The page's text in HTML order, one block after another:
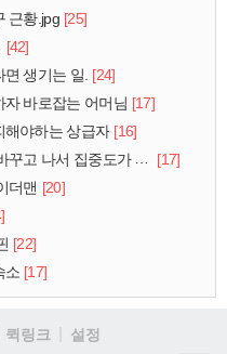
근황.jpg [25]
[42]
생기는 일. [24]
자 바로잡는 어머님 [17]
해야하는 상급자 [16]
올라갔다는 한 아파트의 안내방송
[17]
더맨 [20]
[22]
소 [17]
퀵링크
설정